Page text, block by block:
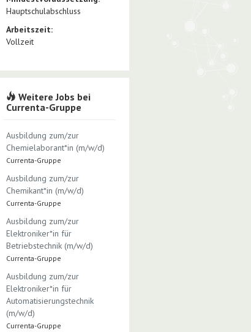
Hauptschulabschluss
Arbeitszeit:
Vollzeit
Weitere Jobs bei
Currenta-Gruppe
Ausbildung zum/zur
Chemielaborant*in (m/w/d)
Currenta-Gruppe
Ausbildung zum/zur
Chemikant*in (m/w/d)
Currenta-Gruppe
Ausbildung zum/zur
Elektroniker*in für
Betriebstechnik (m/w/d)
Currenta-Gruppe
Ausbildung zum/zur
Elektroniker*in für
Automatisierungstechnik
(m/w/d)
Currenta-Gruppe